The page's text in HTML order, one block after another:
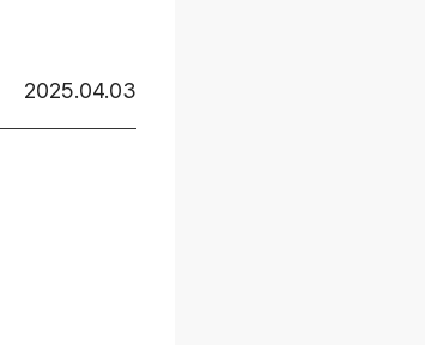
2025.04.03